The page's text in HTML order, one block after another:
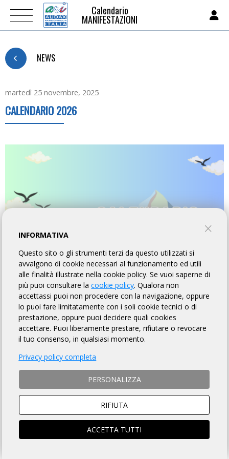
Calendario
MANIFESTAZIONI
NEWS
martedì 25 novembre, 2025
CALENDARIO 2026
Il calendario 2026 è finalmente online!
Potete quindi cominciare a fare i vostri piani e programmare la
INFORMATIVA
Questo sito o gli strumenti terzi da questo utilizzati si
avvalgono di cookie necessari al funzionamento ed utili
alle finalità illustrate nella cookie policy. Se vuoi saperne di
più puoi consultare lacookie policy. Qualora non
accettassi puoi non procedere con la navigazione, oppure
lo puoi fare limitatamente con i soli cookie tecnici o di
prestazione, oppure puoi decidere quali cookies
accettare. Puoi liberamente prestare, rifiutare o revocare
il tuo consenso, in qualsiasi momento.
Privacy policy completa
PERSONALIZZA
RIFIUTA
ACCETTA TUTTI